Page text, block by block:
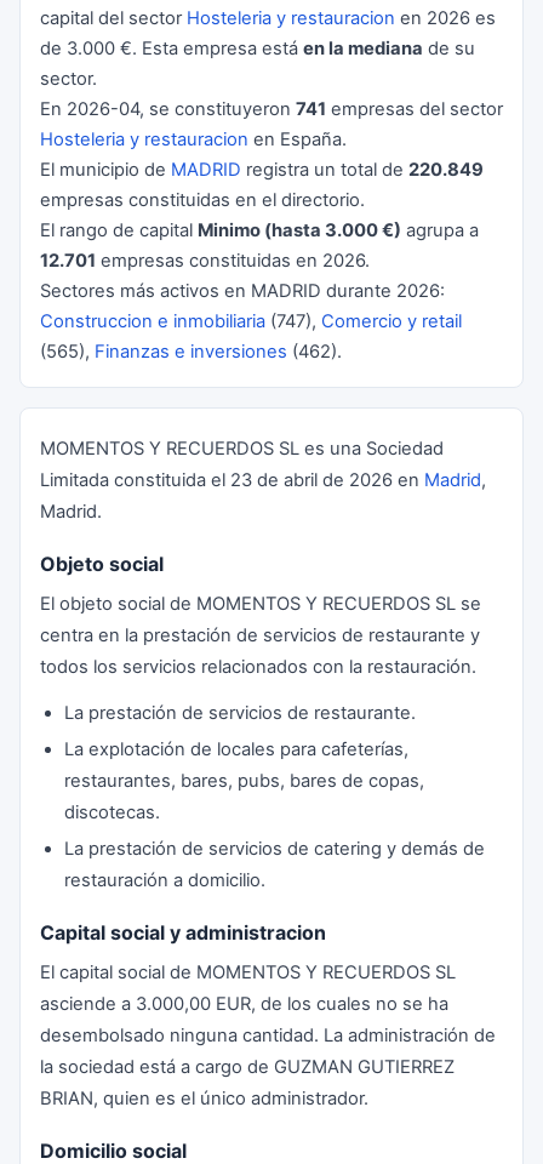
capital del sector Hosteleria y restauracion en 2026 es
de 3.000 €. Esta empresa está en la mediana de su
sector.
En 2026-04, se constituyeron 741 empresas del sector
Hosteleria y restauracion en España.
El municipio de MADRID registra un total de 220.849
empresas constituidas en el directorio.
El rango de capital Minimo (hasta 3.000 €) agrupa a
12.701 empresas constituidas en 2026.
Sectores más activos en MADRID durante 2026:
Construccion e inmobiliaria (747), Comercio y retail
(565), Finanzas e inversiones (462).
MOMENTOS Y RECUERDOS SL es una Sociedad
Limitada constituida el 23 de abril de 2026 en Madrid,
Madrid.
Objeto social
El objeto social de MOMENTOS Y RECUERDOS SL se
centra en la prestación de servicios de restaurante y
todos los servicios relacionados con la restauración.
La prestación de servicios de restaurante.
La explotación de locales para cafeterías,
restaurantes, bares, pubs, bares de copas,
discotecas.
La prestación de servicios de catering y demás de
restauración a domicilio.
Capital social y administracion
El capital social de MOMENTOS Y RECUERDOS SL
asciende a 3.000,00 EUR, de los cuales no se ha
desembolsado ninguna cantidad. La administración de
la sociedad está a cargo de GUZMAN GUTIERREZ
BRIAN, quien es el único administrador.
Domicilio social